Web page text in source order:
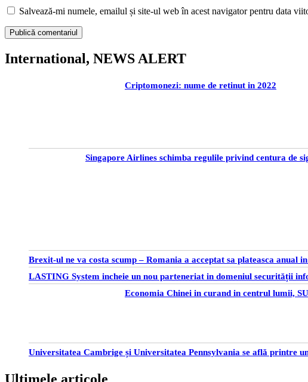
Salvează-mi numele, emailul și site-ul web în acest navigator pentru data
International, NEWS ALERT
Criptomonezi: nume de retinut in 2022
Singapore Airlines schimba regulile privind centura de
Brexit-ul ne va costa scump – Romania a acceptat sa plateasca anual
LASTING System incheie un nou parteneriat in domeniul securității
Economia Chinei in curand in centrul lumii,
Universitatea Cambrige și Universitatea Pennsylvania se află printre